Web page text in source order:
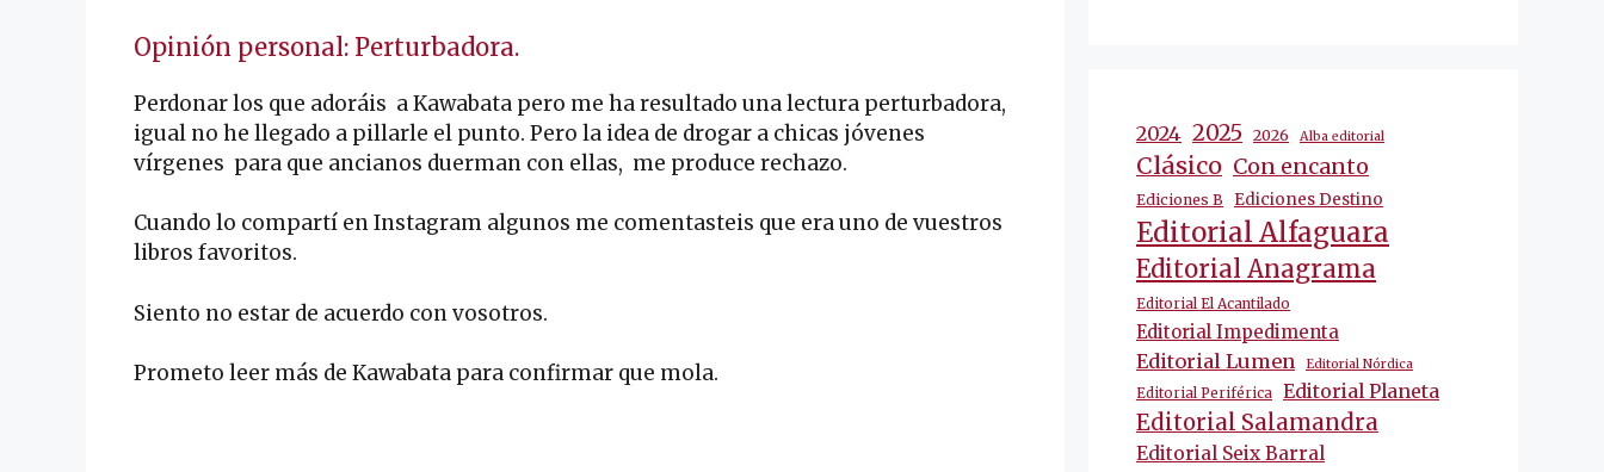
Opinión personal: Perturbadora.
Perdonar los que adoráis a Kawabata pero me ha resultado una lectura perturbadora,
igual no he llegado a pillarle el punto. Pero la idea de drogar a chicas jóvenes
vírgenes para que ancianos duerman con ellas, me produce rechazo.
Cuando lo compartí en Instagram algunos me comentasteis que era uno de vuestros
libros favoritos.
Siento no estar de acuerdo con vosotros.
Prometo leer más de Kawabata para confirmar que mola.
2024 2025 2026 Alba editorial
Clásico Con encanto
Ediciones B Ediciones Destino
Editorial Alfaguara
Editorial Anagrama
Editorial El Acantilado
Editorial Impedimenta
Editorial Lumen Editorial Nórdica
Editorial Periférica Editorial Planeta
Editorial Salamandra
Editorial Seix Barral